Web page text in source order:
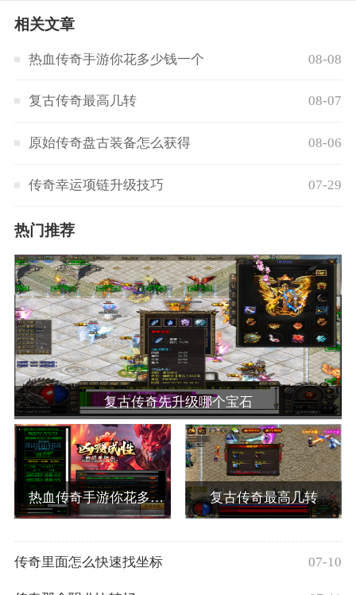
相关文章
热血传奇手游你花多少钱一个 08-08
复古传奇最高几转 08-07
原始传奇盘古装备怎么获得 08-06
传奇幸运项链升级技巧 07-29
热门推荐
复古传奇先升级哪个宝石
热血传奇手游你花多少钱一个 复古传奇最高几转
传奇里面怎么快速找坐标 07-10